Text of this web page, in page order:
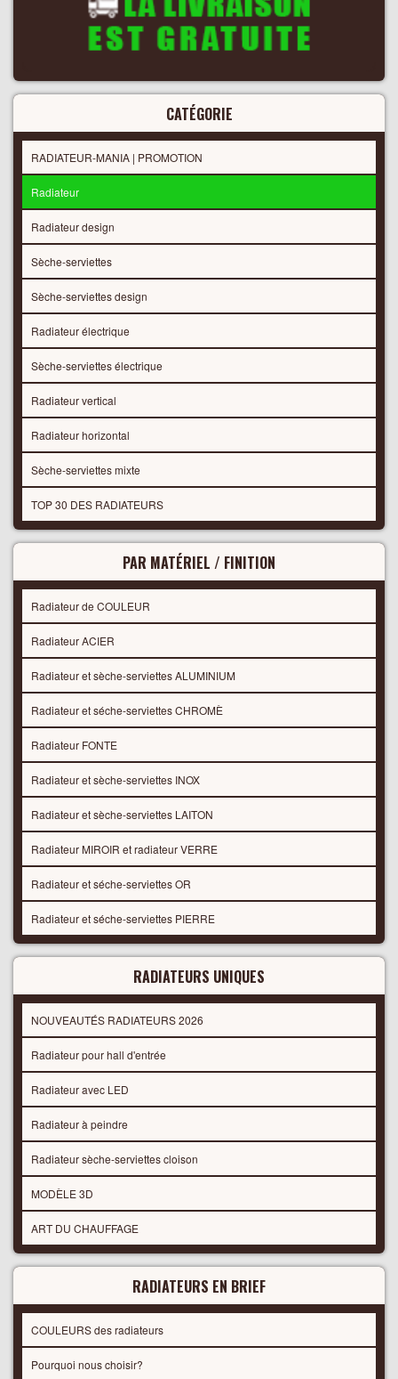
CATÉGORIE
RADIATEUR-MANIA | PROMOTION
Radiateur
Radiateur design
Sèche-serviettes
Sèche-serviettes design
Radiateur électrique
Sèche-serviettes électrique
Radiateur vertical
Radiateur horizontal
Sèche-serviettes mixte
TOP 30 DES RADIATEURS
PAR MATÉRIEL / FINITION
Radiateur de COULEUR
Radiateur ACIER
Radiateur et sèche-serviettes ALUMINIUM
Radiateur et séche-serviettes CHROMÈ
Radiateur FONTE
Radiateur et sèche-serviettes INOX
Radiateur et sèche-serviettes LAITON
Radiateur MIROIR et radiateur VERRE
Radiateur et séche-serviettes OR
Radiateur et séche-serviettes PIERRE
RADIATEURS UNIQUES
NOUVEAUTÉS RADIATEURS 2026
Radiateur pour hall d'entrée
Radiateur avec LED
Radiateur à peindre
Radiateur sèche-serviettes cloison
MODÈLE 3D
ART DU CHAUFFAGE
RADIATEURS EN BRIEF
COULEURS des radiateurs
Pourquoi nous choisir?